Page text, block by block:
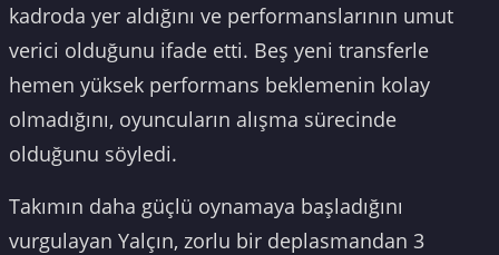
kadroda yer aldığını ve performanslarının umut
verici olduğunu ifade etti. Beş yeni transferle
hemen yüksek performans beklemenin kolay
olmadığını, oyuncuların alışma sürecinde
olduğunu söyledi.
Takımın daha güçlü oynamaya başladığını
vurgulayan Yalçın, zorlu bir deplasmandan 3